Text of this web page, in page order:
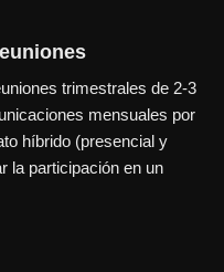
trimestrales de 2-3
mensuales por
híbrido (presencial y
la participación en un